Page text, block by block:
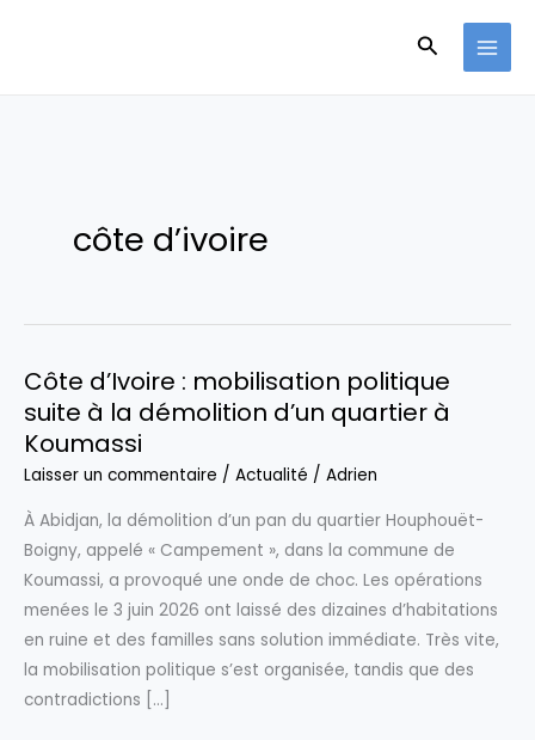
côte d’ivoire
Côte d’Ivoire : mobilisation politique
suite à la démolition d’un quartier à
Koumassi
Laisser un commentaire / Actualité / Adrien
À Abidjan, la démolition d’un pan du quartier Houphouët-
Boigny, appelé « Campement », dans la commune de
Koumassi, a provoqué une onde de choc. Les opérations
menées le 3 juin 2026 ont laissé des dizaines d’habitations
en ruine et des familles sans solution immédiate. Très vite,
la mobilisation politique s’est organisée, tandis que des
contradictions […]